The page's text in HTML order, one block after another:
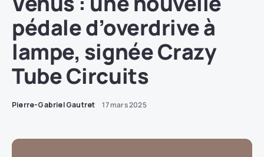
pédale d’overdrive à
lampe, signée Crazy
Tube Circuits
Pierre-Gabriel Gautret 17 mars 2025